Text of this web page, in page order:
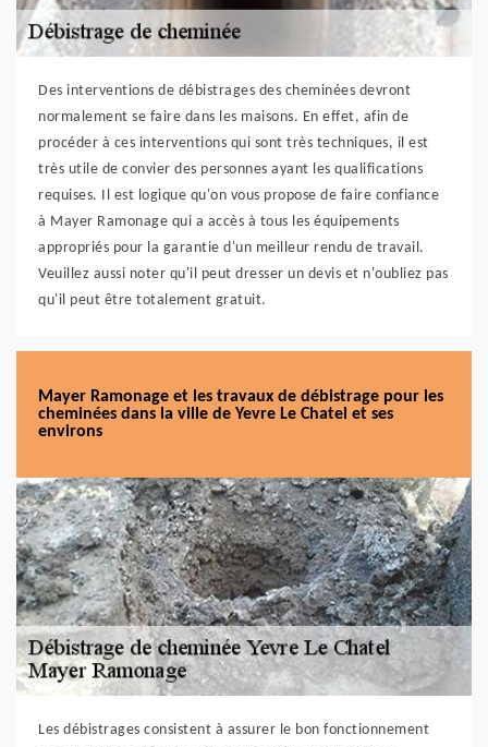
Des interventions de débistrages des cheminées devront
normalement se faire dans les maisons. En effet, afin de
procéder à ces interventions qui sont très techniques, il est
très utile de convier des personnes ayant les qualifications
requises. Il est logique qu'on vous propose de faire confiance
à Mayer Ramonage qui a accès à tous les équipements
appropriés pour la garantie d'un meilleur rendu de travail.
Veuillez aussi noter qu'il peut dresser un devis et n'oubliez pas
qu'il peut être totalement gratuit.
Mayer Ramonage et les travaux de débistrage pour les
cheminées dans la ville de Yevre Le Chatel et ses
environs
Les débistrages consistent à assurer le bon fonctionnement